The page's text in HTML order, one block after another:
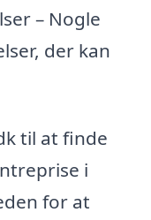
– Nogle
der kan
til at finde
i
for at